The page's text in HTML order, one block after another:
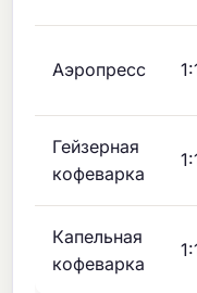
Аэропресс
Гейзерная
кофеварка
Капельная
кофеварка